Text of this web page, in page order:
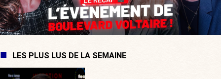
LES PLUS LUS DE LA SEMAINE